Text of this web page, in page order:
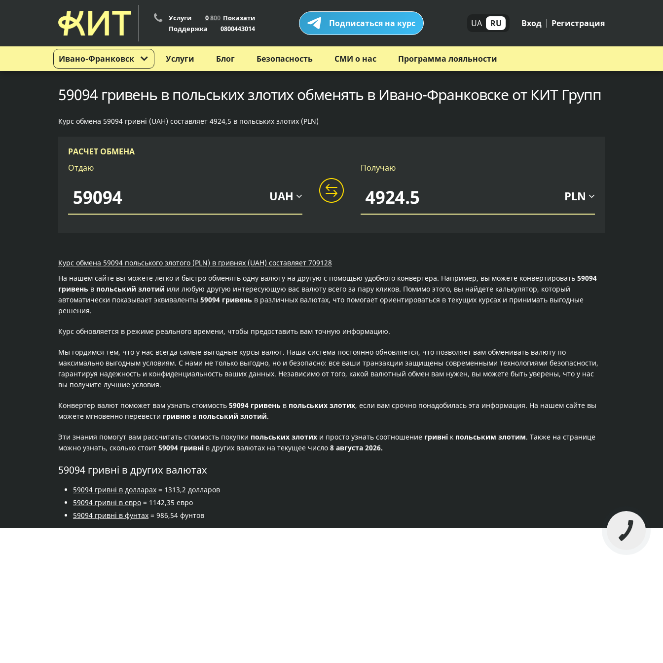
Ивано-Франковск
Услуги 0800 Показати
Поддержка
0800443014 Подписаться на курс UA RU Вход Регистрация
Услуги Блог Безопасность СМИ о нас Программа лояльности
59094 гривень в польських злотих обменять в Ивано-Франковске от КИТ Групп
Курс обмена 59094 гривні (UAH) составляет 4924,5 в польських злотих (PLN)
РАСЧЕТ ОБМЕНА
Отдаю
UAH
Получаю
PLN
Курс обмена 59094 польського злотого (PLN) в гривнях (UAH) составляет 709128
На нашем сайте вы можете легко и быстро обменять одну валюту на другую с помощью удобного конвертера. Например, вы можете конвертировать 59094
гривень в польський злотий или любую другую интересующую вас валюту всего за пару кликов. Помимо этого, вы найдете калькулятор, который
автоматически показывает эквиваленты 59094 гривень в различных валютах, что помогает ориентироваться в текущих курсах и принимать выгодные
решения.
Курс обновляется в режиме реального времени, чтобы предоставить вам точную информацию.
Мы гордимся тем, что у нас всегда самые выгодные курсы валют. Наша система постоянно обновляется, что позволяет вам обменивать валюту по
максимально выгодным условиям. С нами не только выгодно, но и безопасно: все ваши транзакции защищены современными технологиями безопасности,
гарантируя надежность и конфиденциальность ваших данных. Независимо от того, какой валютный обмен вам нужен, вы можете быть уверены, что у нас
вы получите лучшие условия.
Конвертер валют поможет вам узнать стоимость 59094 гривень в польських злотих, если вам срочно понадобилась эта информация. На нашем сайте вы
можете мгновенно перевести гривню в польський злотий.
Эти знания помогут вам рассчитать стоимость покупки польських злотих и просто узнать соотношение гривні к польським злотим. Также на странице
можно узнать, сколько стоит 59094 гривні в других валютах на текущее число 8 августа 2026.
59094 гривні в других валютах
59094 гривні в долларах = 1313,2 долларов
59094 гривні в евро = 1142,35 евро
59094 гривні в фунтах = 986,54 фунтов